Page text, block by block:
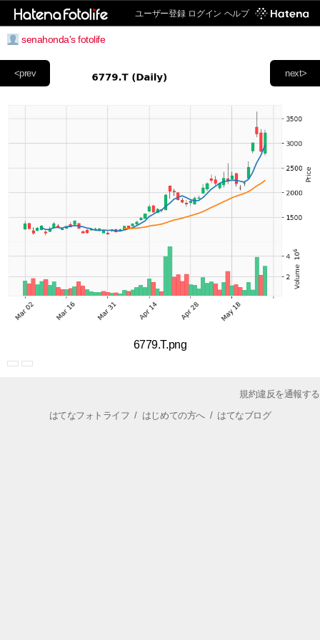
ユーザー登録 ログイン ヘルプ
senahonda's fotolife
next>
<prev
6779.T.png
規約違反を通報する
はてなフォトライフ / はじめての方へ/ はてなブログ